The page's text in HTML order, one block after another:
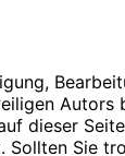
für
E-MailAutors
dieser
Sollten Sie